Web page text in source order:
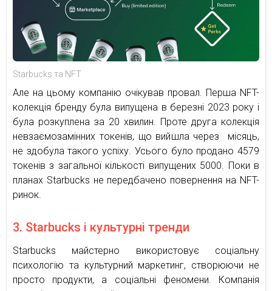
Starbucks та NFT
Але на цьому компанію очікував провал. Перша NFT-
колекція бренду була випущена в березні 2023 року і
була розкуплена за 20 хвилин. Проте друга колекція
невзаємозамінних токенів, що вийшла через місяць,
не здобула такого успіху. Усього було продано 4579
токенів з загальної кількості випущених 5000. Поки в
планах Starbucks не передбачено повернення на NFT-
ринок.
3. Starbucks і культурні тренди
Starbucks майстерно використовує соціальну
психологію та культурний маркетинг, створюючи не
просто продукти, а соціальні феномени. Компанія